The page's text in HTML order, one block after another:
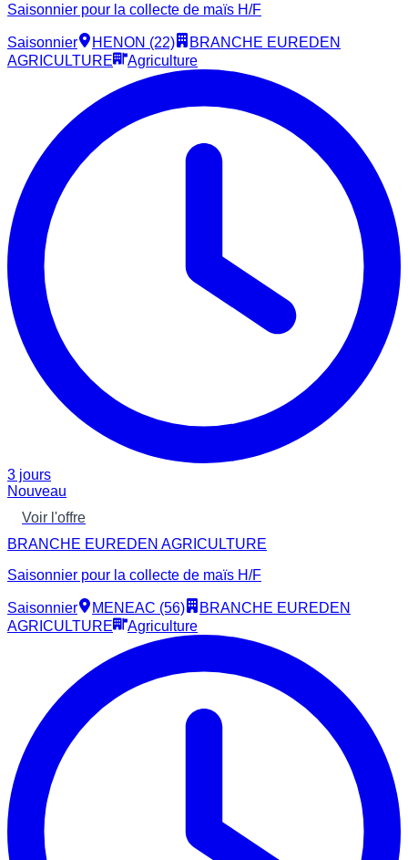
Saisonnier pour la collecte de maïs H/F
Saisonnier HENON (22)
BRANCHE EUREDEN
AGRICULTURE
Agriculture
3 jours
Nouveau
Voir l'offre
BRANCHE EUREDEN AGRICULTURE
Saisonnier pour la collecte de maïs H/F
Saisonnier MENEAC (56)
BRANCHE EUREDEN
AGRICULTURE
Agriculture